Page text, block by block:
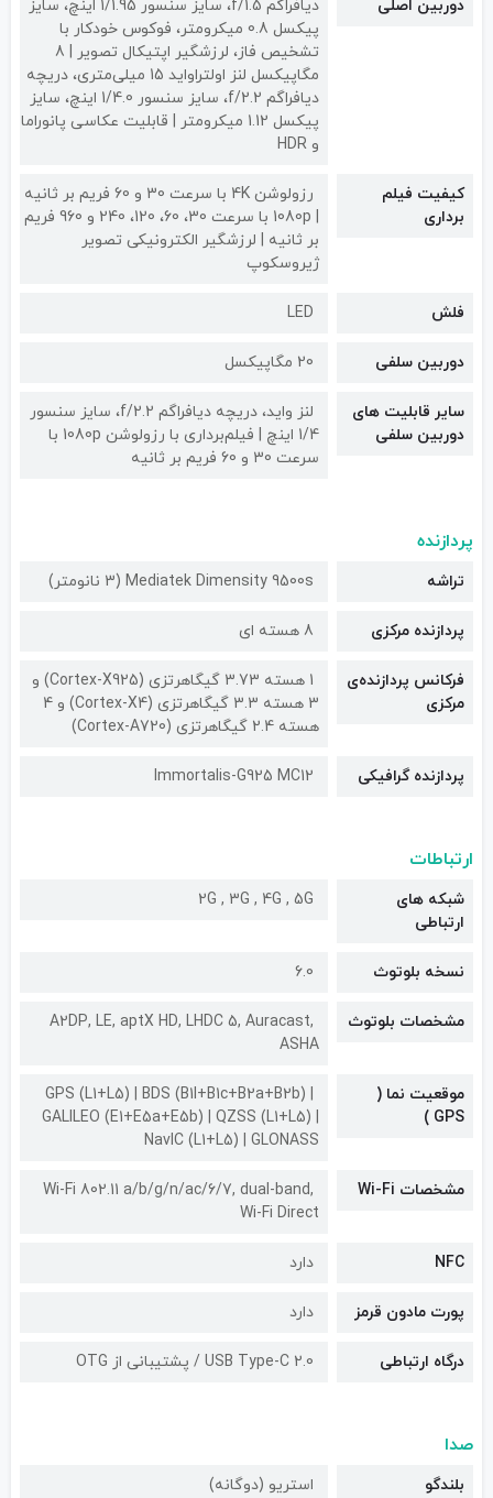
دوربین اصلی
دیافراگم f/1.5، سایز سنسور 1/1.95 اینچ، سایز
پیکسل 0.8 میکرومتر، فوکوس خودکار با
تشخیص فاز، لرزشگیر اپتیکال تصویر | 8
مگاپیکسل لنز اولتراواید 15 میلی‌متری، دریچه
دیافراگم f/2.2، سایز سنسور 1/4.0 اینچ، سایز
پیکسل 1.12 میکرومتر | قابلیت عکاسی پانوراما
و HDR
کیفیت فیلم
برداری
رزولوشن 4K با سرعت 30 و 60 فریم بر ثانیه
| 1080p با سرعت 30، 60، 120، 240 و 960 فریم
بر ثانیه | لرزشگیر الکترونیکی تصویر
ژیروسکوپ
فلش LED
دوربین سلفی 20 مگاپیکسل
سایر قابلیت های
دوربین سلفی
لنز واید، دریچه دیافراگم f/2.2، سایز سنسور
1/4 اینچ | فیلم‌برداری با رزولوشن 1080p با
سرعت 30 و 60 فریم بر ثانیه
پردازنده
تراشه Mediatek Dimensity 9500s (3 نانومتر)
پردازنده مرکزی 8 هسته ای
فرکانس پردازنده‌ی
مرکزی
1 هسته 3.73 گیگاهرتزی (Cortex-X925) و
3 هسته 3.3 گیگاهرتزی (Cortex-X4) و 4
هسته 2.4 گیگاهرتزی (Cortex-A720)
پردازنده گرافیکی Immortalis-G925 MC12
ارتباطات
شبکه های
ارتباطی
2G , 3G , 4G , 5G
نسخه بلوتوث 6.0
مشخصات بلوتوث
A2DP, LE, aptX HD, LHDC 5, Auracast,
ASHA
موقعیت نما (
GPS )
GPS (L1+L5) | BDS (B1I+B1c+B2a+B2b) |
GALILEO (E1+E5a+E5b) | QZSS (L1+L5) |
NavIC (L1+L5) | GLONASS
مشخصات Wi-Fi
Wi-Fi 802.11 a/b/g/n/ac/6/7, dual-band,
Wi-Fi Direct
NFC دارد
پورت مادون قرمز دارد
درگاه ارتباطی USB Type-C 2.0 / پشتیبانی از OTG
صدا
بلندگو استریو (دوگانه)